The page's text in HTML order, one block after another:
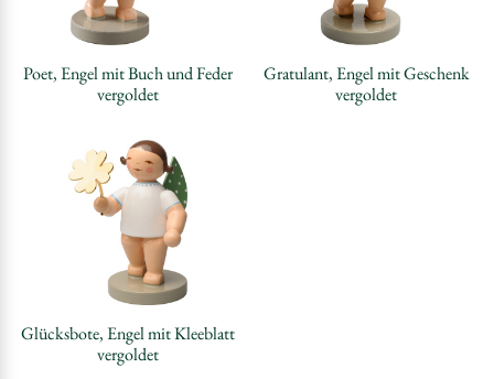
Poet, Engel mit Buch und Feder
vergoldet
Gratulant, Engel mit Geschenk
vergoldet
Glücksbote, Engel mit Kleeblatt
vergoldet